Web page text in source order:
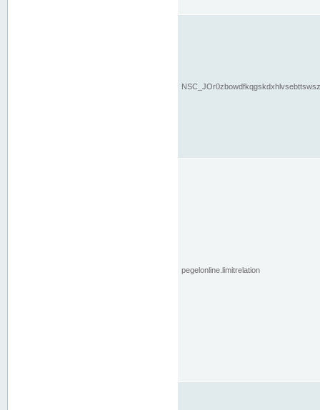
pegelonline.limitrelation